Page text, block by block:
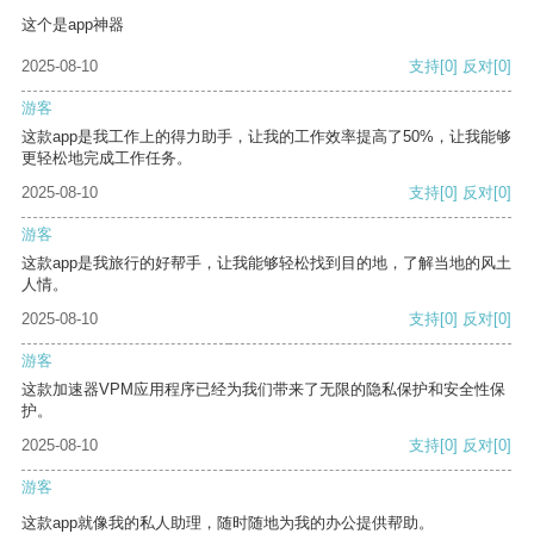
这个是app神器
2025-08-10 支持[0] 反对[0]
游客
这款app是我工作上的得力助手，让我的工作效率提高了50%，让我能够
更轻松地完成工作任务。
2025-08-10
支持[0] 反对[0]
游客
这款app是我旅行的好帮手，让我能够轻松找到目的地，了解当地的风土
人情。
2025-08-10
支持[0] 反对[0]
游客
这款加速器VPM应用程序已经为我们带来了无限的隐私保护和安全性保
护。
2025-08-10
支持[0] 反对[0]
游客
这款app就像我的私人助理，随时随地为我的办公提供帮助。